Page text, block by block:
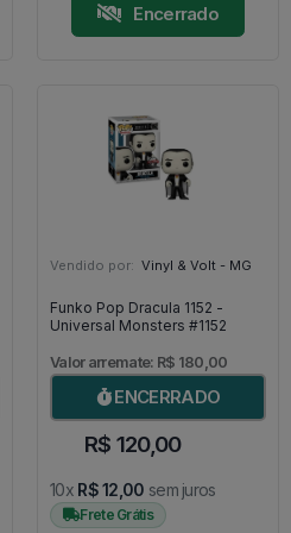
Encerrado
Vendido por: Vinyl & Volt - MG
Funko Pop Dracula 1152 -
Universal Monsters #1152
Valor arremate: R$ 180,00
ENCERRADO
R$ 120,00
10x R$ 12,00 sem juros
Frete Grátis